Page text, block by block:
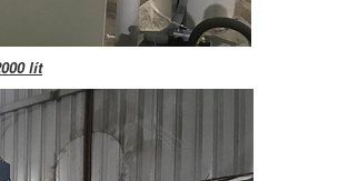
lít